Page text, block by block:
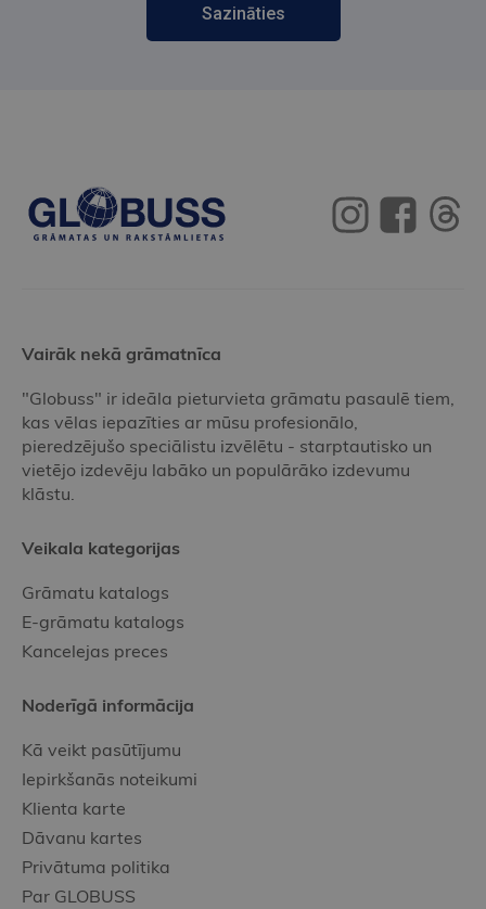
Sazināties
Vairāk nekā grāmatnīca
"Globuss" ir ideāla pieturvieta grāmatu pasaulē tiem,
kas vēlas iepazīties ar mūsu profesionālo,
pieredzējušo speciālistu izvēlētu - starptautisko un
vietējo izdevēju labāko un populārāko izdevumu
klāstu.
Veikala kategorijas
Grāmatu katalogs
E-grāmatu katalogs
Kancelejas preces
Noderīgā informācija
Kā veikt pasūtījumu
Iepirkšanās noteikumi
Klienta karte
Dāvanu kartes
Privātuma politika
Par GLOBUSS